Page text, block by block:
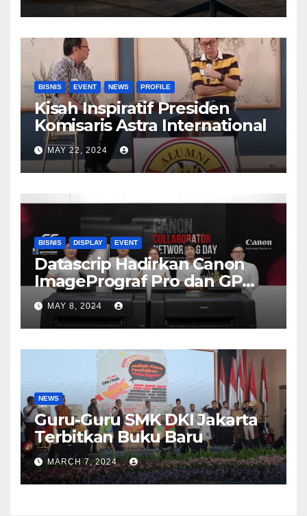
BISNIS EVENT NEWS PROFILE
Kisah Inspiratif Presiden
Komisaris Astra International
MAY 22, 2024
BISNIS DISPLAY EVENT
Datascrip Hadirkan Canon
ImagePrograf Pro dan GP
Series
MAY 8, 2024
NEWS
Guru-Guru SMK DKI Jakarta
Terbitkan Buku Baru
MARCH 7, 2024